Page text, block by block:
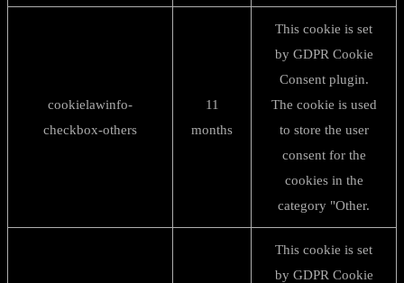
cookielawinfo-
checkbox-others
11
months
This cookie is set
by GDPR Cookie
Consent plugin.
The cookie is used
to store the user
consent for the
cookies in the
category "Other.
This cookie is set
by GDPR Cookie